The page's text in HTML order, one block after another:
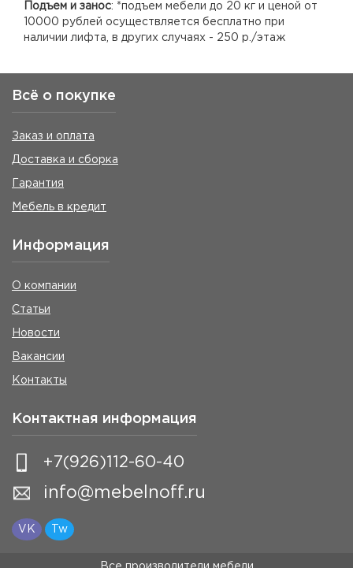
Подъем и занос: *подъем мебели до 20 кг и ценой от
10000 рублей осуществляется бесплатно при
наличии лифта, в других случаях - 250 р./этаж
Всё о покупке
Заказ и оплата
Доставка и сборка
Гарантия
Мебель в кредит
Информация
О компании
Статьи
Новости
Вакансии
Контакты
Контактная информация
+7(926)112-60-40
info@mebelnoff.ru
VK Tw
Все производители мебели